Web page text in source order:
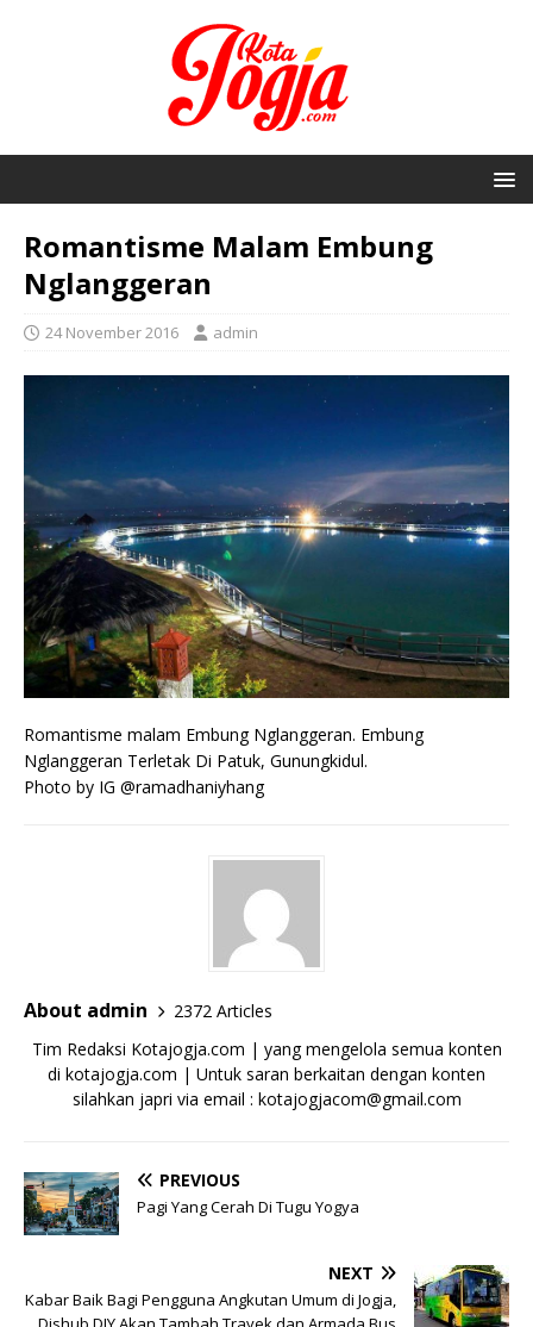
Romantisme Malam Embung
Nglanggeran
24 November 2016 admin
Romantisme malam Embung Nglanggeran. Embung
Nglanggeran Terletak Di Patuk, Gunungkidul.
Photo by IG @ramadhaniyhang
About admin
2372 Articles
Tim Redaksi Kotajogja.com | yang mengelola semua konten
di kotajogja.com | Untuk saran berkaitan dengan konten
silahkan japri via email : kotajogjacom@gmail.com
PREVIOUS
Pagi Yang Cerah Di Tugu Yogya
NEXT
Kabar Baik Bagi Pengguna Angkutan Umum di Jogja,